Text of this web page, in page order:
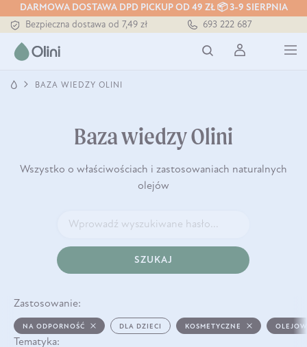
DARMOWA DOSTAWA DPD PICKUP OD 49 ZŁ 📦 3-9 SIERPNIA
Bezpieczna dostawa od 7,49 zł
Darmowa dostawa od 199 zł
693 222 687
BAZA WIEDZY OLINI
Baza wiedzy Olini
Wszystko o właściwościach i zastosowaniach naturalnych
olejów
SZUKAJ
Zastosowanie:
NA ODPORNOŚĆ DLA DZIECI KOSMETYCZNE
Tematyka: